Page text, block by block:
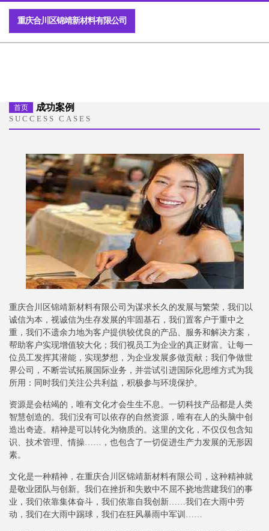
重庆合川区锦靖新材料有限公司
首页 成功案例
SUCCESS CASES
重庆合川区锦靖新材料有限公司为谋求长久的发展与繁荣，我们以
诚信为本，视诚信为生存发展的牢固基石，我们置客户于重中之
重，我们不遗余力地为客户提供较优良的产品、服务和解决方案，
帮助客户实现增值较大化；我们视员工为企业的真正财富。让每一
位员工发挥其潜能，实现梦想，为企业发展多做贡献；我们争做世
界公司，不断尝试拓展国际业务，并尝试引进国际化思维方式为我
所用：同时我们关注公共利益，积极参与环境保护。
资源是会枯竭的，唯有文化才会生生不息。一切科技产品都是人类
智慧创造的。我们没有可以依存的自然资源，唯有在人的头脑中创
造出奇迹。精神是可以转化为物质的。这里的文化，不仅仅包含知
识、技术管理、情操……，也包含了一切促进生产力发展的无形因
素。
文化是一种精神，在重庆合川区锦靖新材料有限公司，这种精神就
是敬业团队与创新。我们在挫折和失败中不屈不挠地营建我们的事
业，我们依靠集体奋斗，我们依靠自我创新……我们在大雨中劳
动，我们在大雨中踢球，我们在狂风暴雨中军训……